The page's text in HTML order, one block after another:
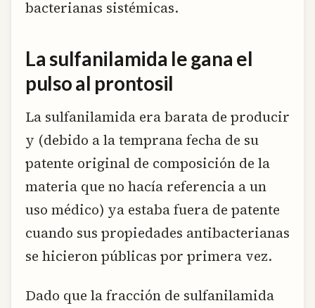
bacterianas sistémicas.
La sulfanilamida le gana el
pulso al prontosil
La sulfanilamida era barata de producir
y (debido a la temprana fecha de su
patente original de composición de la
materia que no hacía referencia a un
uso médico) ya estaba fuera de patente
cuando sus propiedades antibacterianas
se hicieron públicas por primera vez.
Dado que la fracción de sulfanilamida